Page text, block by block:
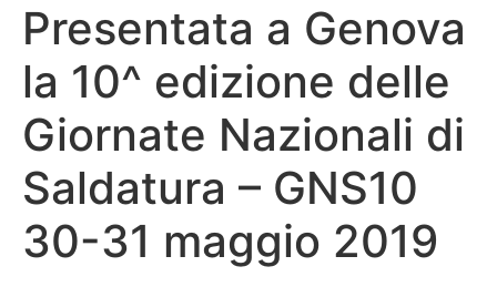
Presentata a Genova
la 10^ edizione delle
Giornate Nazionali di
Saldatura – GNS10
30-31 maggio 2019